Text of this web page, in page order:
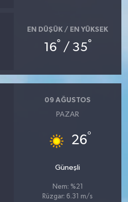
EN DÜŞÜK / EN YÜKSEK
16° / 35°
09 AĞUSTOS
PAZAR
26°
Güneşli
Nem: %21
Rüzgar: 6.31 m/s